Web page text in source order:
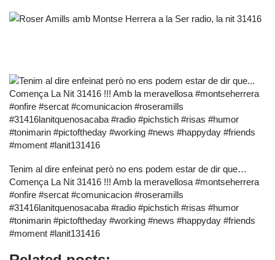
Tenim al dire enfeinat però no ens podem estar de dir que…
Comença La Nit 31416 !!! Amb la meravellosa #montseherrera
#onfire #sercat #comunicacion #roseramills
#31416lanitquenosacaba #radio #pichstich #risas #humor
#tonimarin #pictoftheday #working #news #happyday #friends
#moment #lanit131416